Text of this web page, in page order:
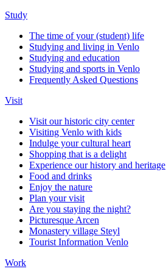
Study
The time of your (student) life
Studying and living in Venlo
Studying and education
Studying and sports in Venlo
Frequently Asked Questions
Visit
Visit our historic city center
Visiting Venlo with kids
Indulge your cultural heart
Shopping that is a delight
Experience our history and heritage
Food and drinks
Enjoy the nature
Plan your visit
Are you staying the night?
Picturesque Arcen
Monastery village Steyl
Tourist Information Venlo
Work